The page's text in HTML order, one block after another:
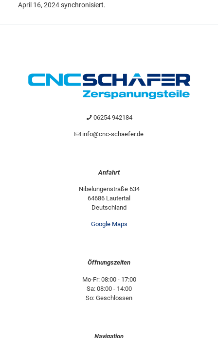
April 16, 2024 synchronisiert.
06254 942184
info@cnc-schaefer.de
Anfahrt
Nibelungenstraße 634
64686 Lautertal
Deutschland
Google Maps
Öffnungszeiten
Mo-Fr: 08:00 - 17:00
Sa: 08:00 - 14:00
So: Geschlossen
Navigation